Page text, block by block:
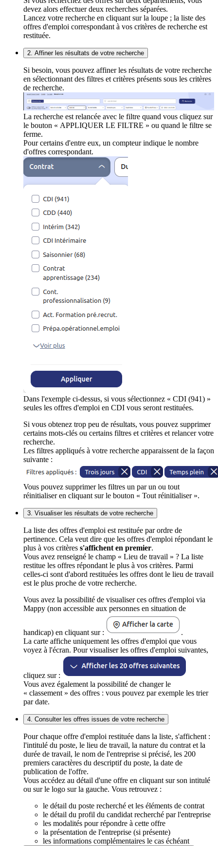
devez alors effectuer deux recherches séparées.
Lancez votre recherche en cliquant sur la loupe ; la liste des
offres d'emploi correspondant à vos critères de recherche est
restituée.
2. Affiner les résultats de votre recherche
Si besoin, vous pouvez affiner les résultats de votre recherche
en sélectionnant des filtres et critères présents sous les critères
de recherche.
La recherche est relancée avec le filtre quand vous cliquez sur
le bouton « APPLIQUER LE FILTRE » ou quand le filtre se
ferme.
Pour certains d'entre eux, un compteur indique le nombre
d'offres correspondant.
Dans l'exemple ci-dessus, si vous sélectionnez « CDI (941) »
seules les offres d'emploi en CDI vous seront restituées.
Si vous obtenez trop peu de résultats, vous pouvez supprimer
certains mots-clés ou certains filtres et critères et relancer votre
recherche.
Les filtres appliqués à votre recherche apparaissent de la façon
suivante :
Vous pouvez supprimer les filtres un par un ou tout
réinitialiser en cliquant sur le bouton « Tout réinitialiser ».
3. Visualiser les résultats de votre recherche
La liste des offres d'emploi est restituée par ordre de
pertinence. Cela veut dire que les offres d'emploi répondant le
plus à vos critères s'affichent en premier.
Vous avez renseigné le champ « Lieu de travail » ? La liste
restitue les offres répondant le plus à vos critères. Parmi
celles-ci sont d'abord restituées les offres dont le lieu de travail
est le plus proche de votre recherche.
Vous avez la possibilité de visualiser ces offres d'emploi via
Mappy (non accessible aux personnes en situation de
handicap) en cliquant sur :
.
La carte affiche uniquement les offres d'emploi que vous
voyez à l'écran. Pour visualiser les offres d'emploi suivantes,
cliquez sur :
Vous avez également la possibilité de changer le
« classement » des offres : vous pouvez par exemple les trier
par date.
4. Consulter les offres issues de votre recherche
Pour chaque offre d'emploi restituée dans la liste, s'affichent :
l'intitulé du poste, le lieu de travail, la nature du contrat et la
durée de travail, le nom de l'entreprise si précisé, les 200
premiers caractères du descriptif du poste, la date de
publication de l'offre.
Vous accédez au détail d'une offre en cliquant sur son intitulé
ou sur le logo sur la gauche. Vous retrouvez :
le détail du poste recherché et les éléments de contrat
le détail du profil du candidat recherché par l'entreprise
les modalités pour répondre à cette offre
la présentation de l'entreprise (si présente)
les informations complémentaires le cas échéant